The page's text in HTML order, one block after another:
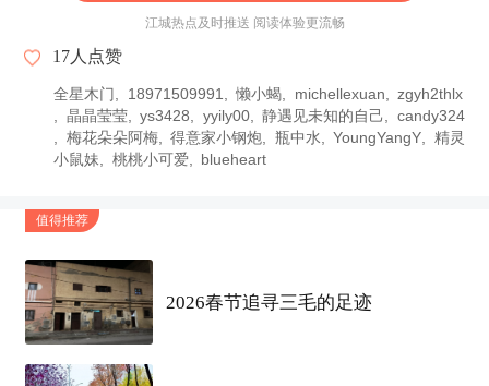
能恢复光洁如新！冰箱，洗衣机还有瓷砖的勾缝都
可以用！
使用前注意一定要把原本的水分擦干，将啫喱状的
除霉剂涂上去，然后静置3-5个小时，再用湿抹布擦
干净就可以光洁如新了，
江城热点及时推送 阅读体验更流畅
17人点赞
全星木门 18971509991 懒小蝎 michellexuan
zgyh2thlx
晶晶莹莹
ys3428 yyily00 静遇见未知的自己
candy324
梅花朵朵阿梅
得意家小钢炮 瓶中水 YoungYangY
精灵
小鼠妹
桃桃小可爱 blueheart
值得推荐
2026春节追寻三毛的足迹